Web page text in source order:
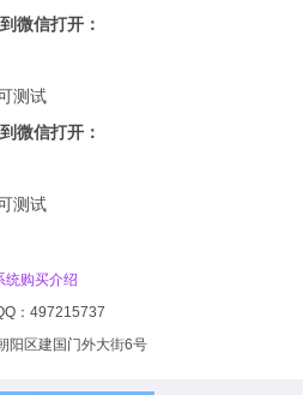
微信打开：
测试
微信打开：
测试
统购买介绍
：497215737
阳区建国门外大街6号